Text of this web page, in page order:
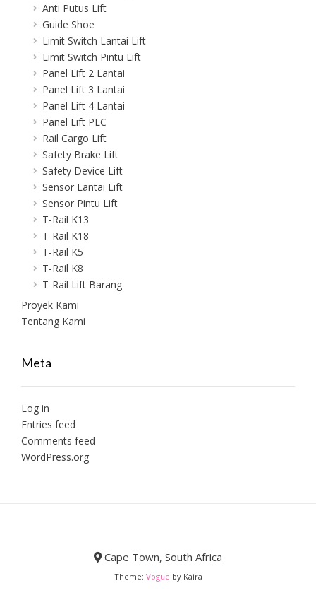
Anti Putus Lift
Guide Shoe
Limit Switch Lantai Lift
Limit Switch Pintu Lift
Panel Lift 2 Lantai
Panel Lift 3 Lantai
Panel Lift 4 Lantai
Panel Lift PLC
Rail Cargo Lift
Safety Brake Lift
Safety Device Lift
Sensor Lantai Lift
Sensor Pintu Lift
T-Rail K13
T-Rail K18
T-Rail K5
T-Rail K8
T-Rail Lift Barang
Proyek Kami
Tentang Kami
Meta
Log in
Entries feed
Comments feed
WordPress.org
Cape Town, South Africa
Theme: Vogue by Kaira